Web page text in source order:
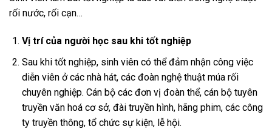
rối nước, rối cạn…
Vị trí của người học sau khi tốt nghiệp
Sau khi tốt nghiệp, sinh viên có thể đảm nhận công việc
diễn viên ở các nhà hát, các đoàn nghệ thuật múa rối
chuyên nghiệp. Cán bộ các đơn vị đoàn thể, cán bộ tuyên
truyền văn hoá cơ sở, đài truyền hình, hãng phim, các công
ty truyền thông, tổ chức sự kiện, lễ hội.